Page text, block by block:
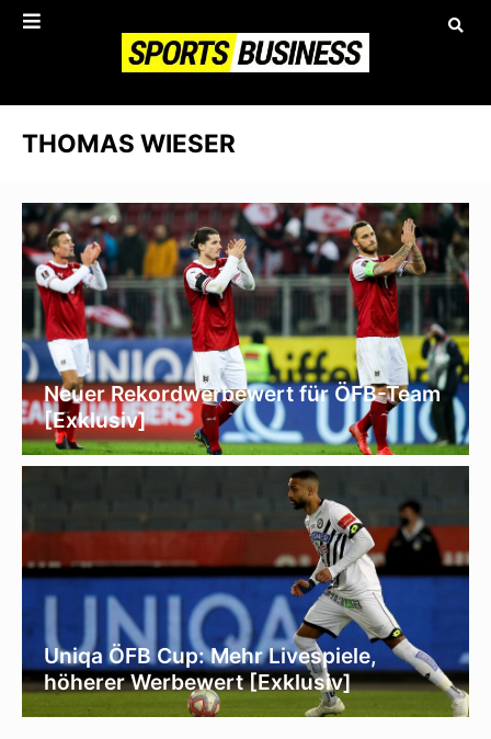
THOMAS WIESER
Neuer Rekordwerbewert für ÖFB-Team
[Exklusiv]
Uniqa ÖFB Cup: Mehr Livespiele,
höherer Werbewert [Exklusiv]